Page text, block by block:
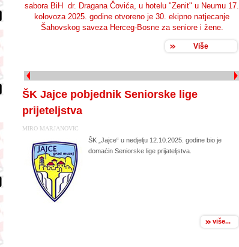
sabora BiH dr. Dragana Čovića, u hotelu "Zenit" u Neumu 17.
kolovoza 2025. godine otvoreno je 30. ekipno natjecanje
Šahovskog saveza Herceg-Bosne za seniore i žene.
Više
ŠK Jajce pobjednik Seniorske lige
prijeteljstva
MIRO MARJANOVIC
ŠK „Jajce“ u nedjelju 12.10.2025. godine bio je
domaćin Seniorske lige prijateljstva.
više...